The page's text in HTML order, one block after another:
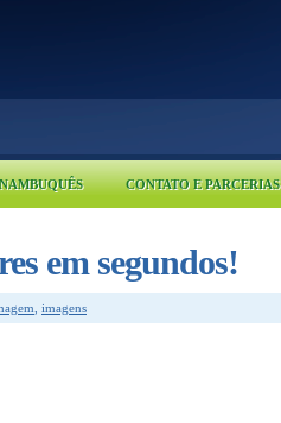
CONTATO E PARCERIAS
em segundos!
imagens